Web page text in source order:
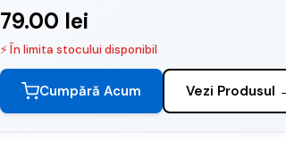
79.00 lei
⚡ În limita stocului disponibil
Cumpără Acum Vezi Produsul